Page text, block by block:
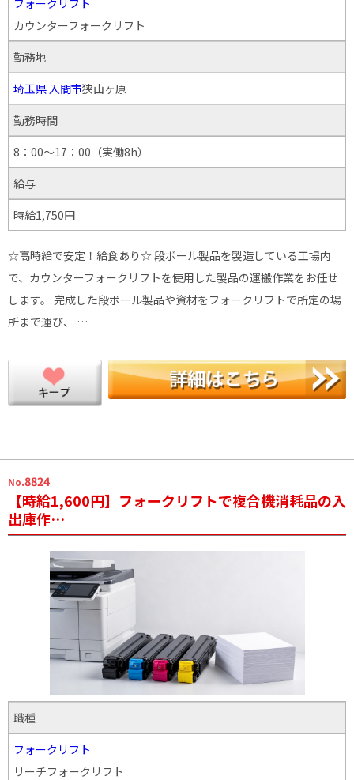
フォークリフト
カウンターフォークリフト
勤務地
埼玉県入間市狭山ヶ原
勤務時間
8：00～17：00（実働8h）
給与
時給1,750円
☆高時給で安定！給食あり☆ 段ボール製品を製造している工場内
で、カウンターフォークリフトを使用した製品の運搬作業をお任せ
します。 完成した段ボール製品や資材をフォークリフトで所定の場
所まで運び、 …
No.8824
【時給1,600円】フォークリフトで複合機消耗品の入
出庫作…
職種
フォークリフト
リーチフォークリフト